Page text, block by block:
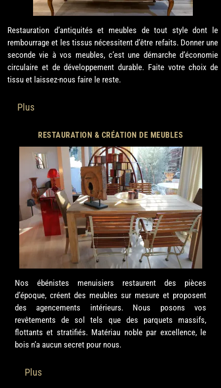
Restauration d’antiquités et meubles de tout style dont le
rembourrage et les tissus nécessitent d’être refaits. Donner une
seconde vie à vos meubles, c’est une démarche d’économie
circulaire et de développement durable. Faite votre choix de
tissu et laissez-nous faire le reste.
Plus
RESTAURATION & CRÉATION DE MEUBLES
Nos ébénistes menuisiers restaurent des pièces
d’époque, créent des meubles sur mesure et proposent
des agencements intérieurs. Nous posons vos
revêtements de sol tels que des parquets massifs,
flottants et stratifiés. Matériau noble par excellence, le
bois n’a aucun secret pour nous.
Plus